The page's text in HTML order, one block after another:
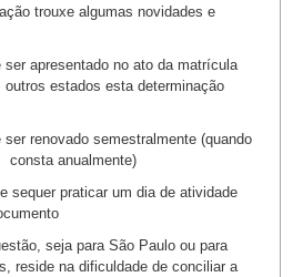
trouxe algumas novidades e
apresentado no ato da matrícula
outros estados esta determinação
renovado semestralmente (quando
consta anualmente)
praticar um dia de atividade
seja para São Paulo ou para
reside na dificuldade de conciliar a